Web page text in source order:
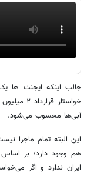
جالب اینکه ایجنت ها
آبی‌ها محسوب می‌شود.
این البته تمام ماجرا
هم وجود دارد؛ بر اساس
ایران ندارد و اگر